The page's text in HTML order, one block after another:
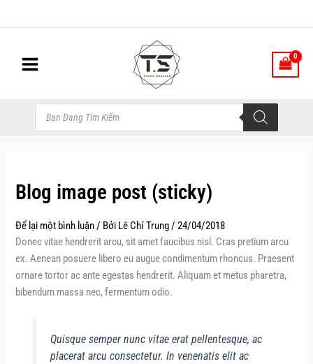
tới
Tìm
kiếm
sản
Blog image post (sticky)
Để lại một bình luận/ Bởi Lê Chí Trung/24/04/2018
Donec vitae hendrerit arcu, sit amet faucibus nisl. Cras pretium arcu
ex. Aenean posuere libero eu augue condimentum rhoncus. Praesent
ornare tortor ac ante egestas hendrerit. Aliquam et metus pharetra,
bibendum massa nec, fermentum odio.
Quisque semper nunc vitae erat pellentesque, ac
placerat arcu consectetur. In venenatis elit ac